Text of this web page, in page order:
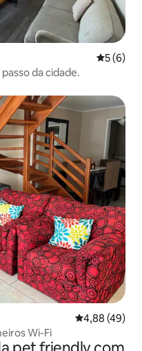
5 de
5 (6)
da cidade.
4,88 de uma
4,88 (49)
Wi-Fi